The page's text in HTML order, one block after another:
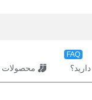
FAQ
محصولات